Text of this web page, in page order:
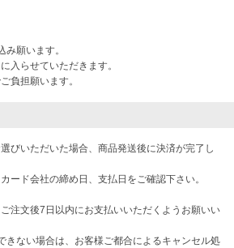
願います。
入らせていただきます。
負担願います。
びいただいた場合、商品発送後に決済が完了し
ード会社の締め日、支払日をご確認下さい。
注文後7日以内にお支払いいただくようお願いい
きない場合は、お客様ご都合によるキャンセル処